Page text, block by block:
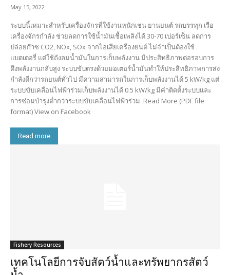
May 15, 2022
ระบบนี้เหมาะสำหรับเครื่องจักรที่ใช้งานหนักเช่น ยานยนต์ รถบรรทุก เรือ
เครื่องจักรกำลัง ช่วยลดการใช้น้ำมันเชื้อเพลิงได้ 30-70 เปอร์เซ็น ลดการ
ปล่อยก๊าซ CO2, NOx, SOx จากไอเสียเครื่องยนต์ ไม่จำเป็นต้องใช้
แบตเตอรี่ แต่ใช้ถังลมน้ำมันในการเก็บพลังงาน มีประสิทธิภาพต่อรอบการ
ดึงพลังงานกลับสูง ระบบขับตรงด้วยมอเตอร์น้ำมันทำให้ประสิทธิภาพการส่ง
กำลังดีกว่ารถยนต์ทั่วไป มีความสามารถในการเก็บพลังงานได้ 5 kW/kg แต่
ระบบขับเคลื่อนไฟฟ้าร่วมเก็บพลังงานได้ 0.5 kW/kg มีค่าติดตั้งระบบและ
การซ่อมบำรุงต่ำกว่าระบบขับเคลื่อนไฟฟ้าร่วม Read More (PDF file
format) View on Facebook
Read more
Fishery Resources
เทคโนโลยีการจับสัตว์น้ำและทรัพยากรสัตว์